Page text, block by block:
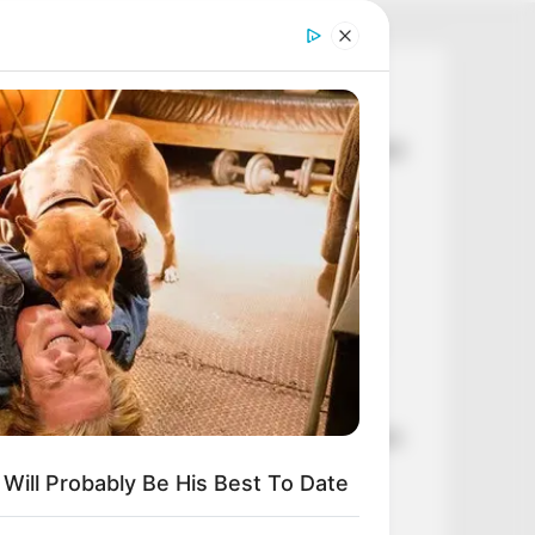
Legutóbbi cikkek
💥 Egyetlen tollvonással százmilliárdokról
döntöttek – hatalmas pénzek sorsáról
született döntés
🚨 Nincs kegyelem: Pataky Attilának
vissza kell fizetnie az NKA-milliókat
⚠️ Reped a TISZA? Kulcsfontosságú
ügyben megy szembe Kapitány István
Magyar Péterrel
💧 A „vízzabáló” akkumulátorgyárak
azonnali leállítását követeli a DK a súlyos
💥 EGYETLEN TOLLVONÁSSAL
Probably Be His Best To Date